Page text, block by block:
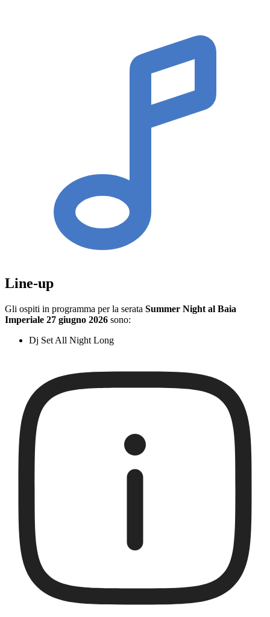
Line-up
Gli ospiti in programma per la serata Summer Night al Baia
Imperiale 27 giugno 2026 sono:
Dj Set All Night Long